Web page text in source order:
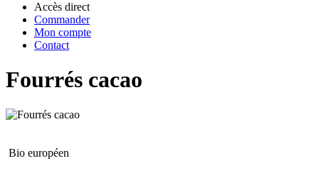
Accès direct
Commander
Mon compte
Contact
Fourrés cacao
Bio européen